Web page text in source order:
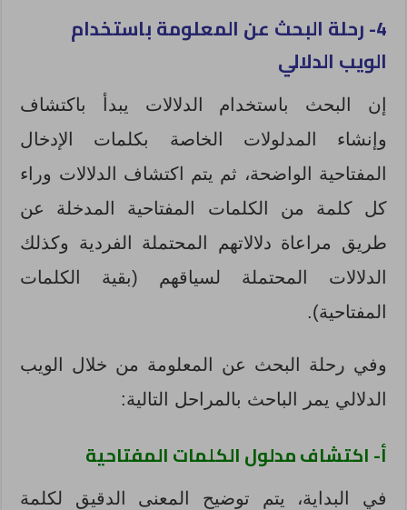
4- رحلة البحث عن المعلومة باستخدام
الويب الدلالي
إن البحث باستخدام الدلالات يبدأ باكتشاف
وإنشاء المدلولات الخاصة بكلمات الإدخال
المفتاحية الواضحة، ثم يتم اكتشاف الدلالات وراء
كل كلمة من الكلمات المفتاحية المدخلة عن
طريق مراعاة دلالاتهم المحتملة الفردية وكذلك
الدلالات المحتملة لسياقهم (بقية الكلمات
المفتاحية).
وفي رحلة البحث عن المعلومة من خلال الويب
الدلالي يمر الباحث بالمراحل التالية:
أ- اكتشاف مدلول الكلمات المفتاحية
في البداية، يتم توضيح المعنى الدقيق لكلمة